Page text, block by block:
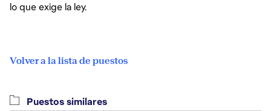
lo que exige la ley.
Volver a la lista de puestos
Puestos similares